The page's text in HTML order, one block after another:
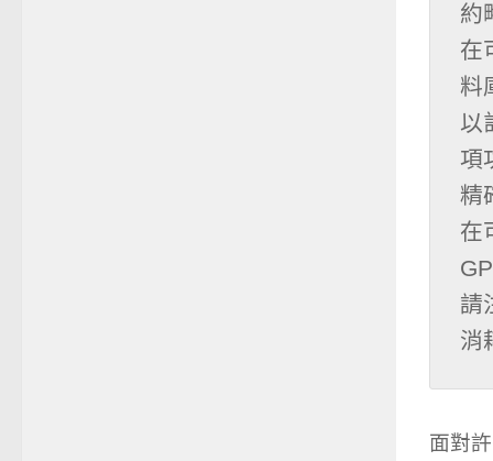
約
在
料
以
項
精
在
請
消
面對